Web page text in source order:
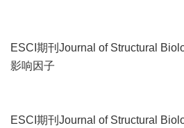
ESCI期刊Journal of Structural
影响因子
ESCI期刊Journal of Structural